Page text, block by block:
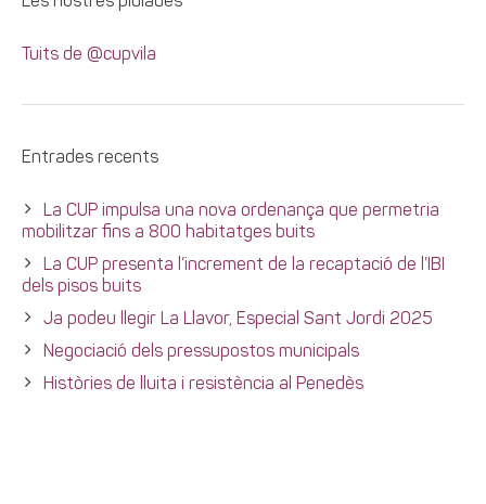
Tuits de @cupvila
Entrades recents
La CUP impulsa una nova ordenança que permetria
mobilitzar fins a 800 habitatges buits
La CUP presenta l’increment de la recaptació de l’IBI
dels pisos buits
Ja podeu llegir La Llavor, Especial Sant Jordi 2025
Negociació dels pressupostos municipals
Històries de lluita i resistència al Penedès